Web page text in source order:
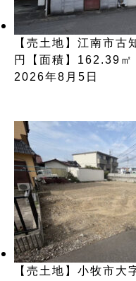
【売土地】江南市
円【面積】162.39㎡
2026年8月5日
【売土地】小牧市大